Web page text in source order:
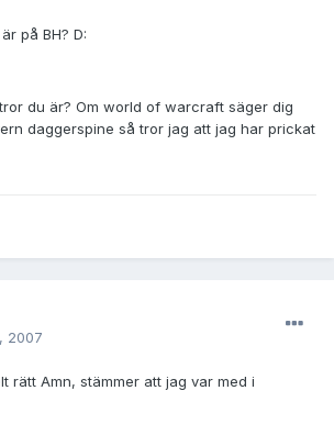
på BH? D:
du är? Om world of warcraft säger dig
daggerspine så tror jag att jag har prickat
2007
rätt Amn, stämmer att jag var med i